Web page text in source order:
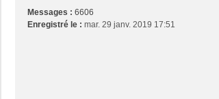
Messages : 6606
Enregistré le : mar. 29 janv. 2019 17:51